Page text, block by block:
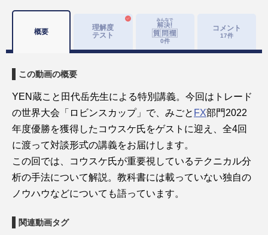
概要
理解度
テスト
0件
コメント
17件
この動画の概要
YEN蔵こと田代岳先生による特別講義。今回はトレード
の世界大会「ロビンスカップ」で、みごと FX部門2022
年度優勝を獲得したコウスケ氏をゲストに迎え、全4回
に渡って対談形式の講義をお届けします。
この回では、コウスケ氏が重要視しているテクニカル分
析の手法について解説。教科書には載っていない独自の
ノウハウなどについても語っています。
関連動画タグ